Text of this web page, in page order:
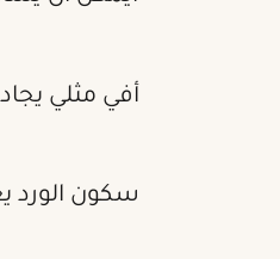
أفي مثلي
سكون الورد